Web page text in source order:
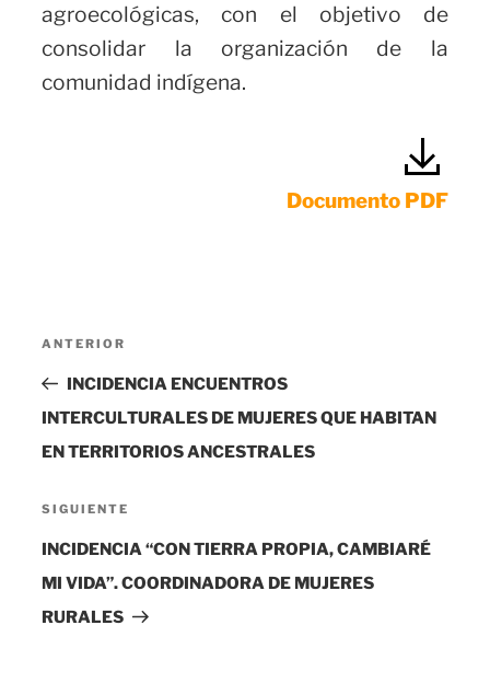
agroecológicas, con el objetivo de
consolidar la organización de la
comunidad indígena.
Documento PDF
entradas
Entrada
anterior:
ANTERIOR
INCIDENCIA ENCUENTROS
INTERCULTURALES DE MUJERES QUE HABITAN
EN TERRITORIOS ANCESTRALES
Siguiente
entrada
SIGUIENTE
INCIDENCIA “CON TIERRA PROPIA, CAMBIARÉ
MI VIDA”. COORDINADORA DE MUJERES
RURALES